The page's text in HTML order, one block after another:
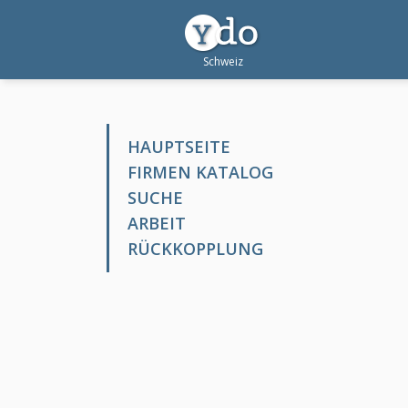
HAUPTSEITE
FIRMEN KATALOG
SUCHE
ARBEIT
RÜCKKOPPLUNG